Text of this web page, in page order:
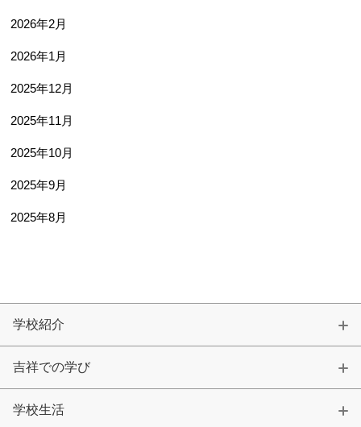
2026年2月
2026年1月
2025年12月
2025年11月
2025年10月
2025年9月
2025年8月
学校紹介
吉祥での学び
学校生活